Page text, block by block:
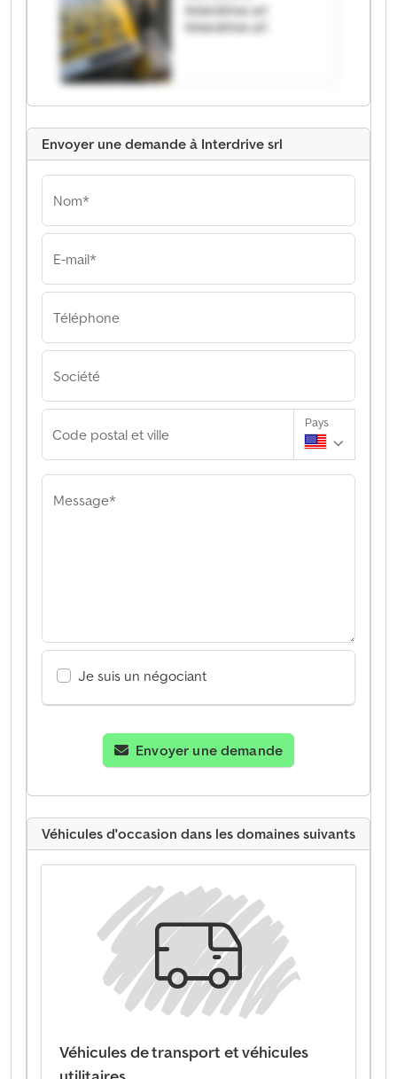
Interdrive srl
Interdrive srl
Envoyer une demande à Interdrive srl
Nom*
E-mail*
Téléphone
Société
Code postal et ville
Pays
Message*
Je suis un négociant
Envoyer une demande
Véhicules d'occasion dans les domaines suivants
Véhicules de transport et véhicules